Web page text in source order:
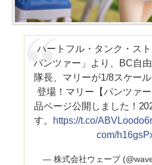
ハートフル・タンク・ス
パンツァー」より、BC自
隊長、マリーが1/8スケー
登場！マリー【パンツァ
品ページ公開しました！
す。
https://t.co/
com/
— 株式会社ウェーブ